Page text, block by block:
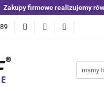
Zakupy firmowe realizujemy
Czujniki i detektory